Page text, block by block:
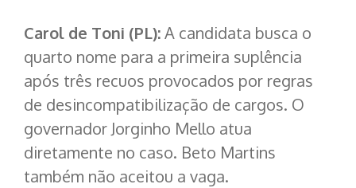
Carol de Toni (PL):A candidata busca o
quarto nome para a primeira suplência
após três recuos provocados por regras
de desincompatibilização de cargos. O
governador Jorginho Mello atua
diretamente no caso. Beto Martins
também não aceitou a vaga.